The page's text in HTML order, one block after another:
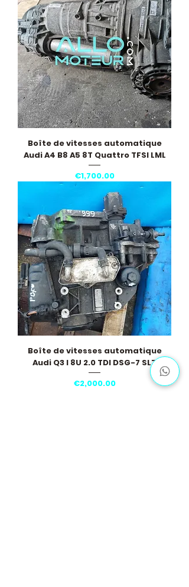
Boîte de vitesses automatique
Audi A4 B8 A5 8T Quattro TFSI LML
Price
€1,700.00
Boîte de vitesses automatique
Audi Q3 I 8U 2.0 TDI DSG-7 SLZ
Price
€2,000.00